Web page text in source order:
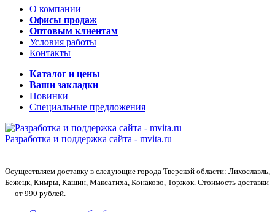
О компании
Офисы продаж
Оптовым клиентам
Условия работы
Контакты
Каталог и цены
Ваши закладки
Новинки
Специальные предложения
Разработка и поддержка сайта - mvita.ru
Осуществляем доставку в следующие города Тверской области: Лихославль,
Бежецк, Кимры, Кашин, Максатиха, Конаково, Торжок. Стоимость доставки
— от 990 рублей.